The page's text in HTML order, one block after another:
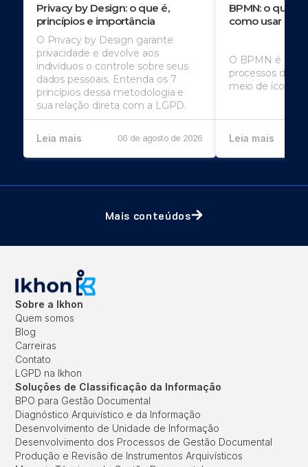
Privacy by Design: o que é,
princípios e importância
O Privacy by Design garante
privacidade e devolve aos
indivíduos o controle sobre seus
dados pessoais. Entenda os 7
princípios dessa metodologia e
sua relação direta com a LGPD.
Leia mais 06 de agosto de 2026
BPMN: o que
como usar
O BPMN é
processos de
meio de ícones
Leia mais
Mais conteúdos
Sobre a Ikhon
Quem somos
Blog
Carreiras
Contato
LGPD na Ikhon
Soluções de Classificação da Informação
BPO para Gestão Documental
Diagnóstico Arquivístico e da Informação
Desenvolvimento de Unidade de Informação
Desenvolvimento dos Processos de Gestão Documental
Produção e Revisão de Instrumentos Arquivísticos